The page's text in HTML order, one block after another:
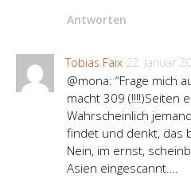
Antworten
Tobias Faix 22. Januar
@mona: “Frage mich
macht 309 (!!!!)Seiten
Wahrscheinlich
findet und denkt, das
Nein, im ernst,
Asien eingescannt….